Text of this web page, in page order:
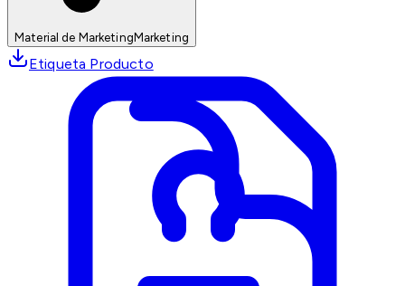
Material de MarketingMarketing
Etiqueta Producto